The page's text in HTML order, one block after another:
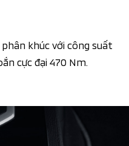
khúc với công suất
cực đại 470 Nm.​